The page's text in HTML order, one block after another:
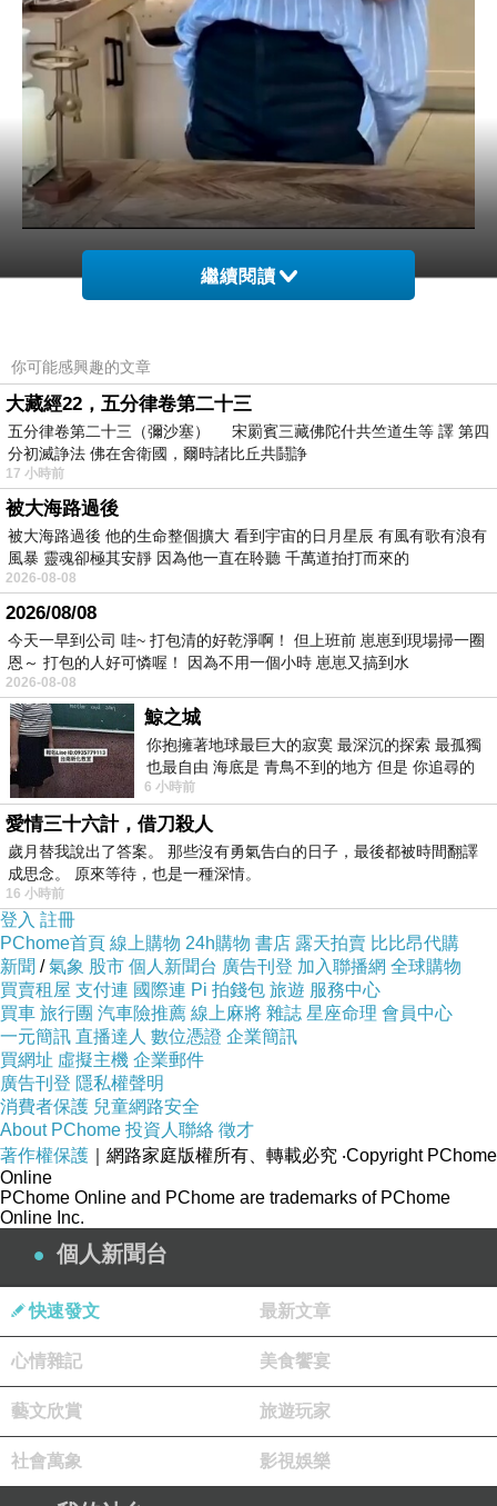
一起過來吃火鍋。
以小凡現在的地位，住的是一層一戶佔地百坪的
空中豪宅，她媽媽已經過世了，家裡就剩下她與
弟弟王錦煥相依為命。
還有一隻名叫「肉鬆」的黃金獵犬。那是有一
次，小凡抱怨王錦煥開廠後常常不在家，上百坪
的房子有些冷清，過幾天駱駝就牽了一隻黃金獵
犬送她。
駱駝很喜歡狗，黃金溫和且療癒，很適合工作長
期周旋在各色人物之間，又忙又累的小凡。
小凡也不討厭狗。不過過去因為家境不好，她沒
養過狗，如今環境好了，養來當娃娃抱也無妨。
她不大會伺候狗，幫牠洗澡或餵牠什麼的，駱駝
偶爾會來幫肉鬆洗澡理毛。
駱駝來的時候，小凡圍著圍裙，已經將準備下鍋
的生鮮擺盤，就等鍋裡的湯頭滾了。她替駱駝開
了門，駱駝都還沒走進來，肉鬆就猛撲過來，二
三十公斤的個頭差點撲倒了駱駝，尾巴搖到快要
斷掉了。
「你太久沒來，肉鬆想你想得肉都鬆了……」
小凡一邊開玩笑，一邊朝餐桌走去。
「你跟肉鬆玩一下，我再洗個菜就可以了。」
繼續閱讀
你可能感興趣的文章
大藏經22，五分律卷第二十三
五分律卷第二十三（彌沙塞） 宋罽賓三藏佛陀什共竺道生等 譯 第四
分初滅諍法 佛在舍衛國，爾時諸比丘共鬪諍
17 小時前
被大海路過後
被大海路過後 他的生命整個擴大 看到宇宙的日月星辰 有風有歌有浪有
風暴 靈魂卻極其安靜 因為他一直在聆聽 千萬道拍打而來的
2026-08-08
2026/08/08
今天一早到公司 哇~ 打包清的好乾淨啊！ 但上班前 崽崽到現場掃一圈
恩～ 打包的人好可憐喔！ 因為不用一個小時 崽崽又搞到水
2026-08-08
鯨之城
你抱擁著地球最巨大的寂寞 最深沉的探索 最孤獨
也最自由 海底是 青鳥不到的地方 但是 你追尋的
幸福 可以比珍珠更
6 小時前
愛情三十六計，借刀殺人
歲月替我說出了答案。 那些沒有勇氣告白的日子，最後都被時間翻譯
成思念。 原來等待，也是一種深情。
16 小時前
登入 註冊
PChome首頁 線上購物 24h購物 書店 露天拍賣 比比昂代購
新聞 /氣象 股市 個人新聞台 廣告刊登 加入聯播網 全球購物
買賣租屋 支付連 國際連 Pi 拍錢包 旅遊 服務中心
買車 旅行團 汽車險推薦 線上麻將 雜誌 星座命理 會員中心
一元簡訊 直播達人 數位憑證 企業簡訊
買網址 虛擬主機 企業郵件
廣告刊登 隱私權聲明
消費者保護 兒童網路安全
About PChome 投資人聯絡 徵才
著作權保護 ｜網路家庭版權所有、轉載必究 ‧Copyright PChome
Online
PChome Online and PChome are trademarks of PChome
Online Inc.
個人新聞台
快速發文 最新文章
心情雜記 美食饗宴
藝文欣賞 旅遊玩家
社會萬象 影視娛樂